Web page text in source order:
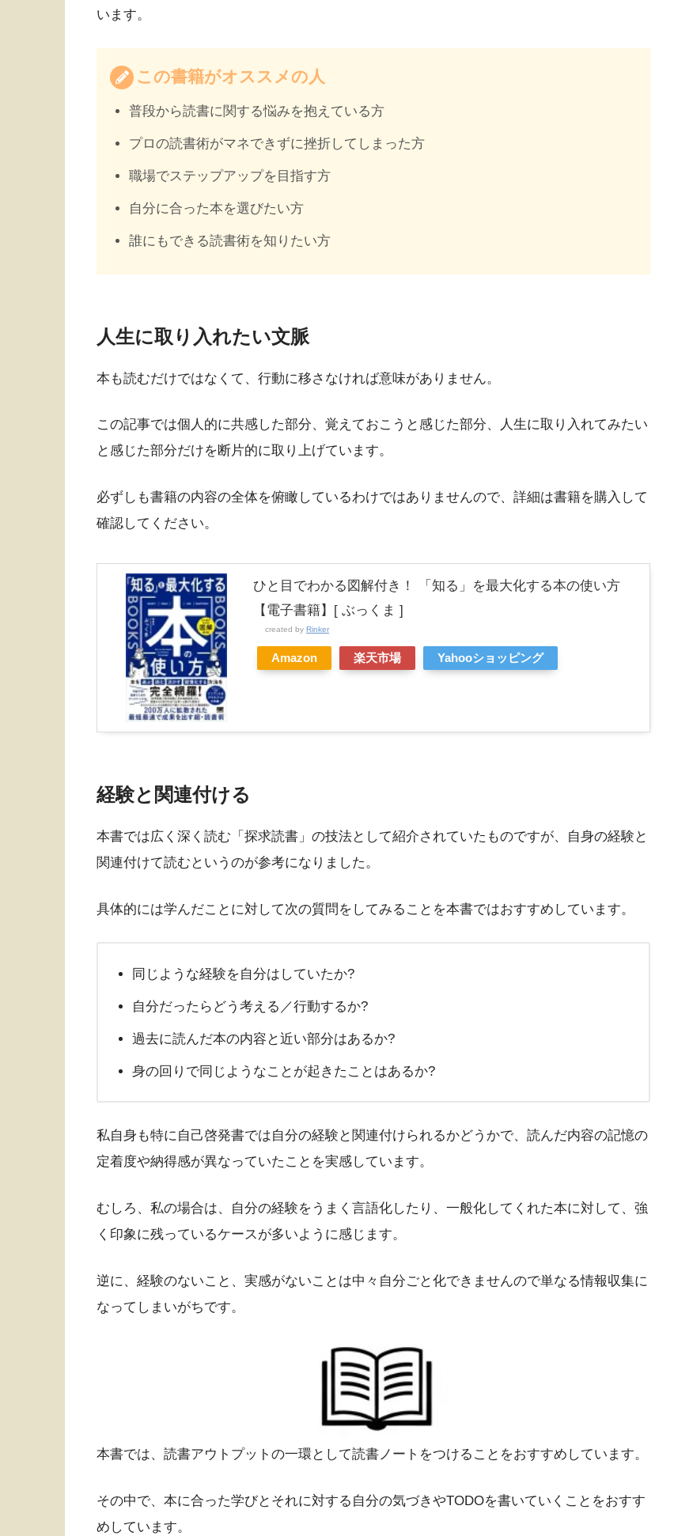
います。
この書籍がオススメの人
普段から読書に関する悩みを抱えている方
プロの読書術がマネできずに挫折してしまった方
職場でステップアップを目指す方
自分に合った本を選びたい方
誰にもできる読書術を知りたい方
人生に取り入れたい文脈
本も読むだけではなくて、行動に移さなければ意味がありません。
この記事では個人的に共感した部分、覚えておこうと感じた部分、人生に取り入れてみたい
と感じた部分だけを断片的に取り上げています。
必ずしも書籍の内容の全体を俯瞰しているわけではありませんので、詳細は書籍を購入して
確認してください。
ひと目でわかる図解付き！ 「知る」を最大化する本の使い方
【電子書籍】[ ぶっくま ]
created by Rinker
Amazon 楽天市場 Yahooショッピング
経験と関連付ける
本書では広く深く読む「探求読書」の技法として紹介されていたものですが、自身の経験と
関連付けて読むというのが参考になりました。
具体的には学んだことに対して次の質問をしてみることを本書ではおすすめしています。
同じような経験を自分はしていたか?
自分だったらどう考える／行動するか?
過去に読んだ本の内容と近い部分はあるか?
身の回りで同じようなことが起きたことはあるか?
私自身も特に自己啓発書では自分の経験と関連付けられるかどうかで、読んだ内容の記憶の
定着度や納得感が異なっていたことを実感しています。
むしろ、私の場合は、自分の経験をうまく言語化したり、一般化してくれた本に対して、強
く印象に残っているケースが多いように感じます。
逆に、経験のないこと、実感がないことは中々自分ごと化できませんので単なる情報収集に
なってしまいがちです。
本書では、読書アウトプットの一環として読書ノートをつけることをおすすめしています。
その中で、本に合った学びとそれに対する自分の気づきやTODOを書いていくことをおすす
めしています。